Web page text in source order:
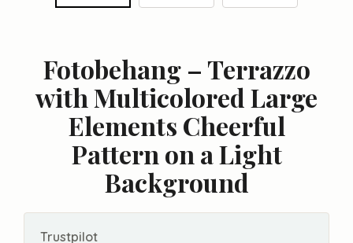
Fotobehang – Terrazzo
with Multicolored Large
Elements Cheerful
Pattern on a Light
Background
Trustpilot